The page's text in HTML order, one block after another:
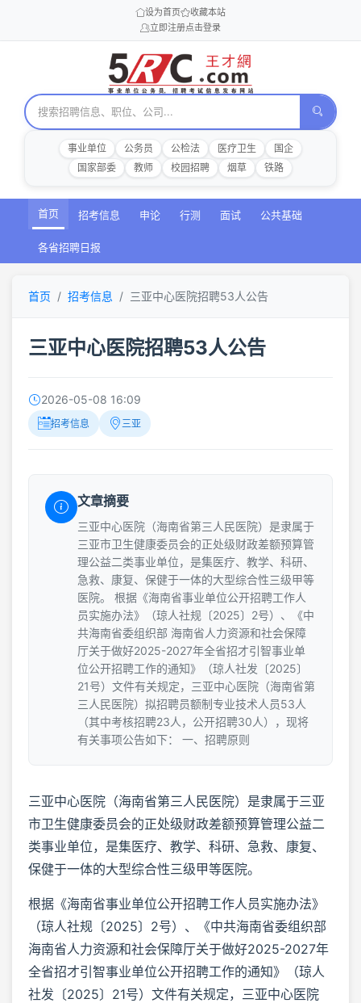
设为首页
收藏本站
立即注册点击登录
事业单位 公务员 公检法 医疗卫生
国企
国家部委
教师 校园招聘 烟草 铁路
首页 招考信息 申论 行测 面试 公共基础
各省招聘日报
首页 招考信息 三亚中心医院招聘53人公告
三亚中心医院招聘53人公告
2026-05-08 16:09
招考信息 三亚
文章摘要
三亚中心医院（海南省第三人民医院）是隶属于
三亚市卫生健康委员会的正处级财政差额预算管
理公益二类事业单位，是集医疗、教学、科研、
急救、康复、保健于一体的大型综合性三级甲等
医院。 根据《海南省事业单位公开招聘工作人
员实施办法》（琼人社规〔2025〕2号）、《中
共海南省委组织部 海南省人力资源和社会保障
厅关于做好2025-2027年全省招才引智事业单
位公开招聘工作的通知》（琼人社发〔2025〕
21号）文件有关规定，三亚中心医院（海南省第
三人民医院）拟招聘员额制专业技术人员53人
（其中考核招聘23人，公开招聘30人），现将
有关事项公告如下： 一、招聘原则
三亚中心医院（海南省第三人民医院）是隶属于三亚
市卫生健康委员会的正处级财政差额预算管理公益二
类事业单位，是集医疗、教学、科研、急救、康复、
保健于一体的大型综合性三级甲等医院。
根据《海南省事业单位公开招聘工作人员实施办法》
（琼人社规〔2025〕2号）、《中共海南省委组织部
海南省人力资源和社会保障厅关于做好2025-2027年
全省招才引智事业单位公开招聘工作的通知》（琼人
社发〔2025〕21号）文件有关规定，三亚中心医院